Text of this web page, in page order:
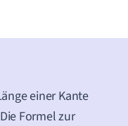
einer Kante
Formel zur